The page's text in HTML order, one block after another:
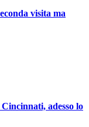
visita ma
adesso lo